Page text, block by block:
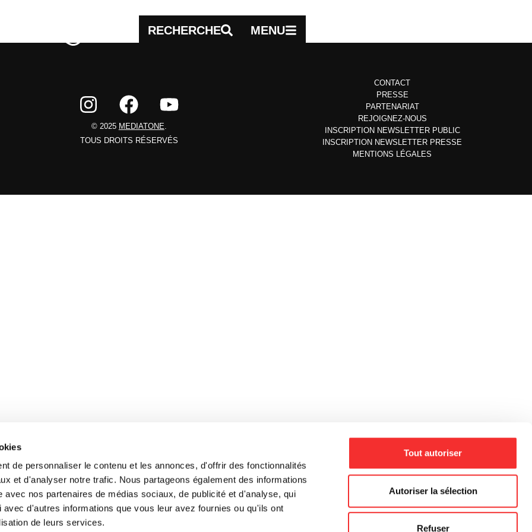
de personnaliser le contenu et les annonces, d'offrir des fonctionnalités
et d'analyser notre trafic. Nous partageons également des informations
avec nos partenaires de médias sociaux, de publicité et d'analyse, qui
d'autres informations que vous leur avez fournies ou qu'ils ont
de leurs services.
Tout autoriser
Autoriser la sélection
Refuser
RECHERCHE MENU
© 2025 MEDIATONE
TOUS DROITS RÉSERVÉS
CONTACT
PRESSE
PARTENARIAT
REJOIGNEZ-NOUS
INSCRIPTION NEWSLETTER PUBLIC
INSCRIPTION NEWSLETTER PRESSE
MENTIONS LÉGALES